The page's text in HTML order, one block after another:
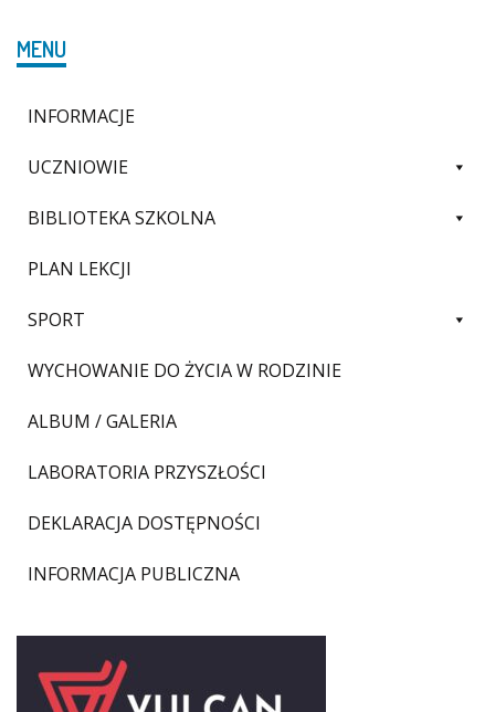
MENU
INFORMACJE
UCZNIOWIE
BIBLIOTEKA SZKOLNA
PLAN LEKCJI
SPORT
WYCHOWANIE DO ŻYCIA W RODZINIE
ALBUM / GALERIA
LABORATORIA PRZYSZŁOŚCI
DEKLARACJA DOSTĘPNOŚCI
INFORMACJA PUBLICZNA